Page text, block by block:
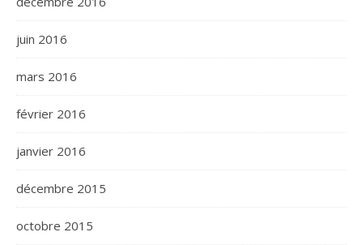
juin 2016
mars 2016
février 2016
janvier 2016
décembre 2015
octobre 2015